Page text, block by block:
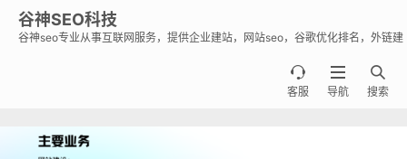
谷神SEO科技
谷神seo专业从事互联网服务，提供企业建站，网站seo，谷歌优化排名，外链建

搜索

导航

客服